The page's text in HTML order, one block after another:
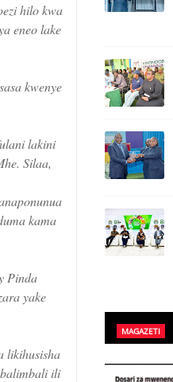
hilo kwa
eneo lake
kwenye
lakini
Silaa,
kama
Pinda
yake
likihusisha
ili
MAGAZETI